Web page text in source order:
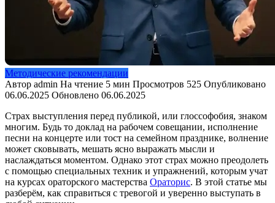
Методические рекомендации
Автор admin На чтение 5 мин Просмотров 525 Опубликовано
06.06.2025 Обновлено 06.06.2025
Страх выступления перед публикой, или глоссофобия, знаком
многим. Будь то доклад на рабочем совещании, исполнение
песни на концерте или тост на семейном празднике, волнение
может сковывать, мешать ясно выражать мысли и
наслаждаться моментом. Однако этот страх можно преодолеть
с помощью специальных техник и упражнений, которым учат
на курсах ораторского мастерства Ораторис. В этой статье мы
разберём, как справиться с тревогой и уверенно выступать в